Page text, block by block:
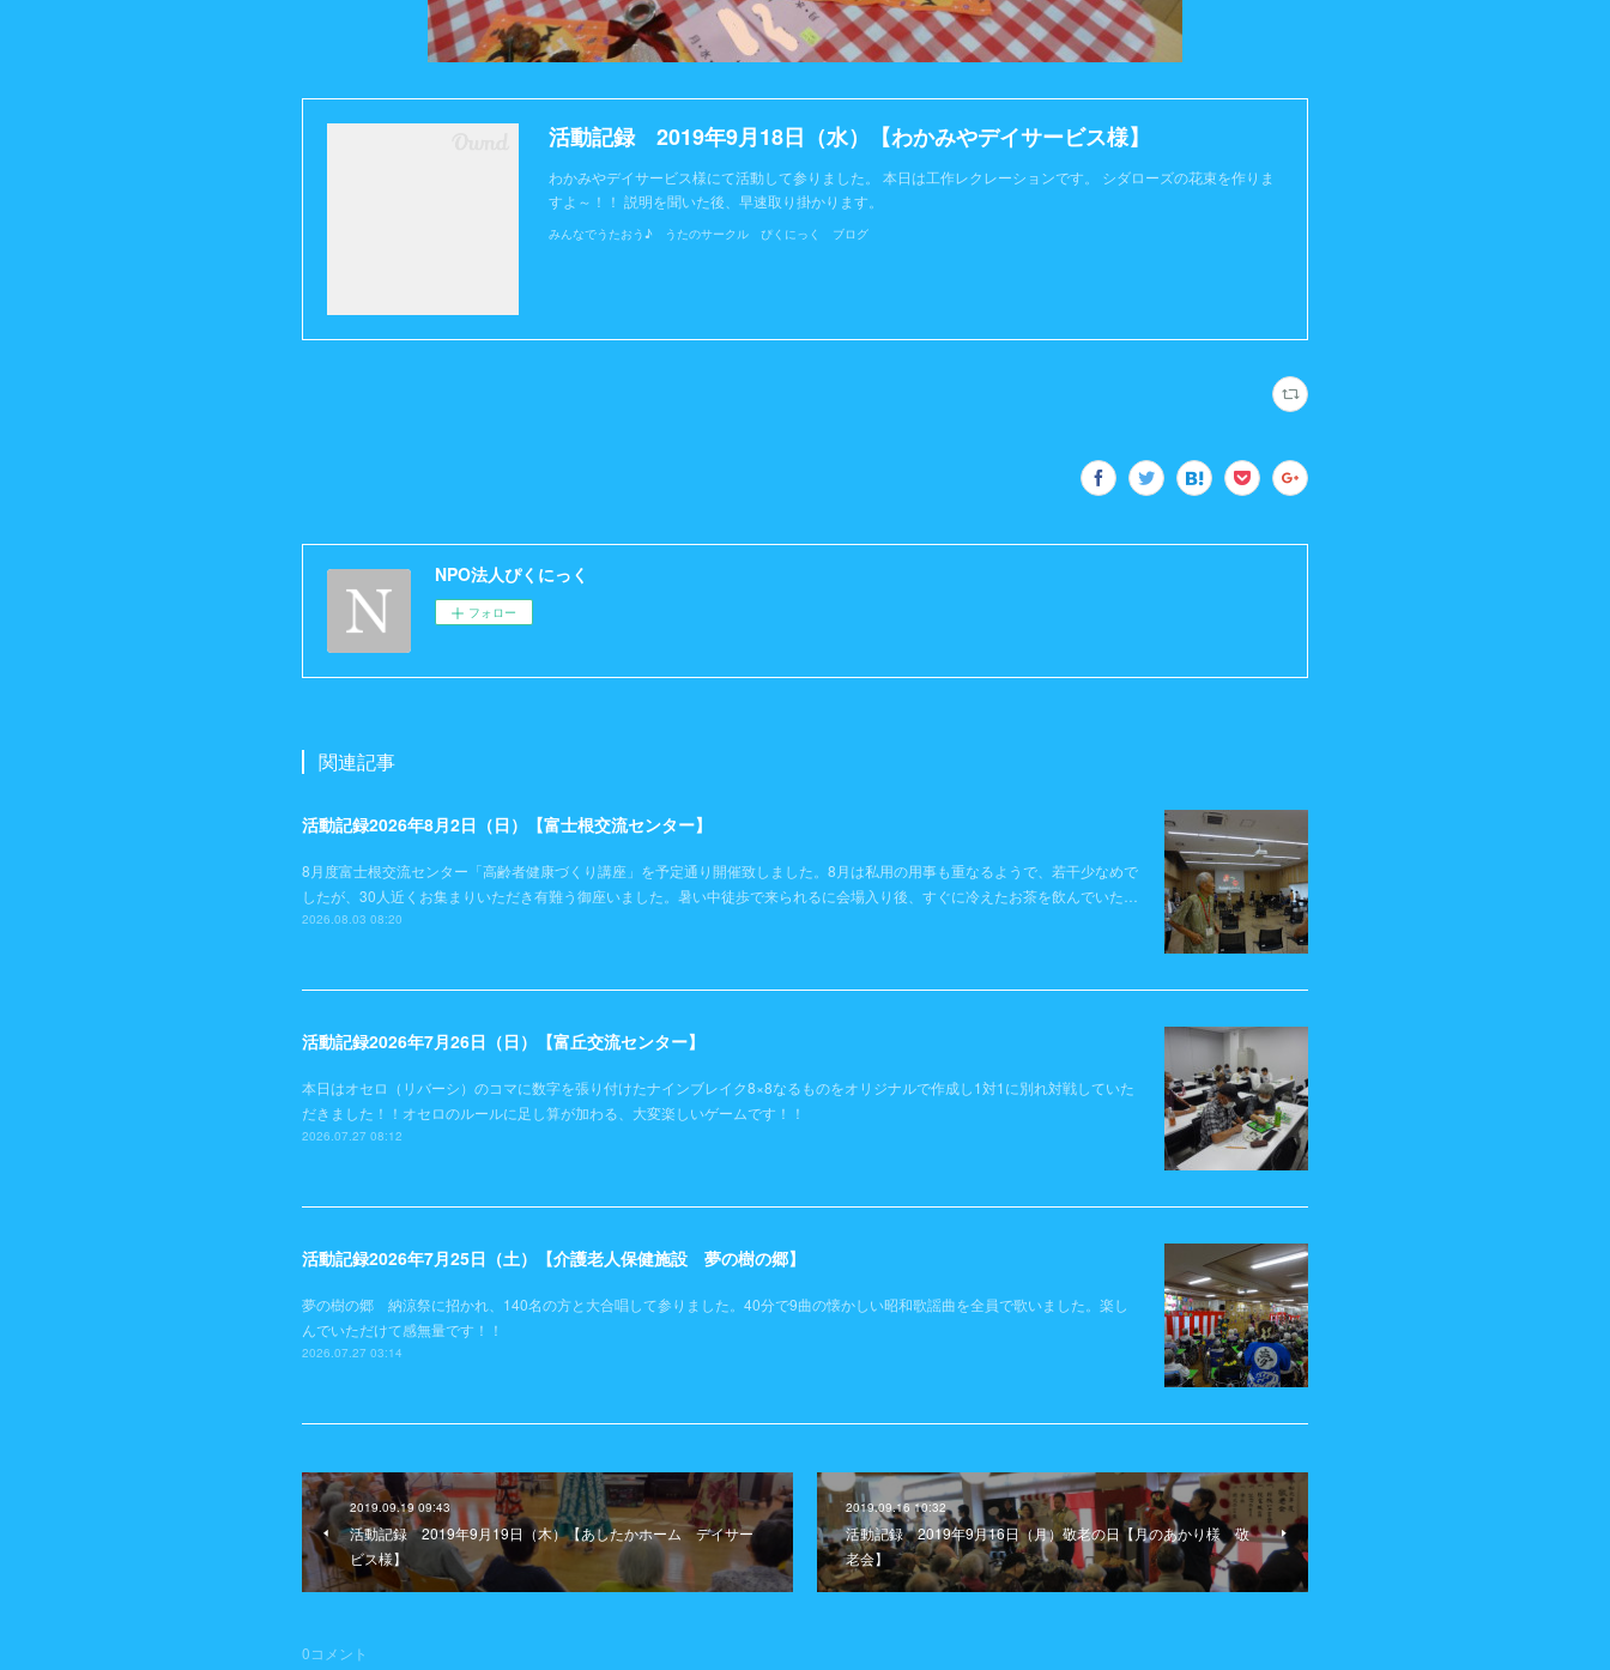
活動記録 2019年9月18日（水）【わかみやデイサービス様】
わかみやデイサービス様にて活動して参りました。 本日は工作レクレーションです。 シダローズの花束を作りま
すよ～！！ 説明を聞いた後、早速取り掛かります。
みんなでうたおう♪ うたのサークル ぴくにっく ブログ
NPO法人ぴくにっく
フォロー
関連記事
活動記録2026年8月2日（日）【富士根交流センター】
8月度富士根交流センター「高齢者健康づくり講座」を予定通り開催致しました。8月は私用の用事も重なるようで、若干少なめで
したが、30人近くお集まりいただき有難う御座いました。暑い中徒歩で来られるに会場入り後、すぐに冷えたお茶を飲んでいた…
2026.08.03 08:20
活動記録2026年7月26日（日）【富丘交流センター】
本日はオセロ（リバーシ）のコマに数字を張り付けたナインブレイク8×8なるものをオリジナルで作成し1対1に別れ対戦していた
だきました！！オセロのルールに足し算が加わる、大変楽しいゲームです！！
2026.07.27 08:12
活動記録2026年7月25日（土）【介護老人保健施設 夢の樹の郷】
夢の樹の郷 納涼祭に招かれ、140名の方と大合唱して参りました。40分で9曲の懐かしい昭和歌謡曲を全員で歌いました。楽し
んでいただけて感無量です！！
2026.07.27 03:14
2019.09.19 09:43
活動記録 2019年9月19日（木）【あしたかホーム デイサー
ビス様】
2019.09.16 10:32
活動記録 2019年9月16日（月）敬老の日【月のあかり様 敬
老会】
0コメント